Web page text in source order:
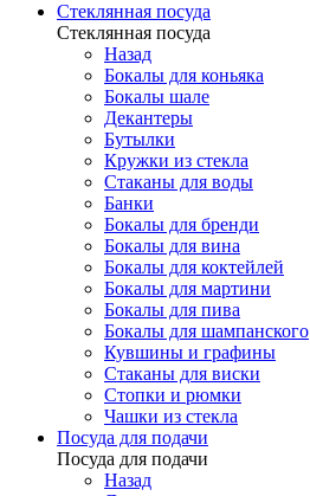
Стеклянная посуда
Стеклянная посуда
Назад
Бокалы для коньяка
Бокалы шале
Декантеры
Бутылки
Кружки из стекла
Стаканы для воды
Банки
Бокалы для бренди
Бокалы для вина
Бокалы для коктейлей
Бокалы для мартини
Бокалы для пива
Бокалы для шампанского
Кувшины и графины
Стаканы для виски
Стопки и рюмки
Чашки из стекла
Посуда для подачи
Посуда для подачи
Назад